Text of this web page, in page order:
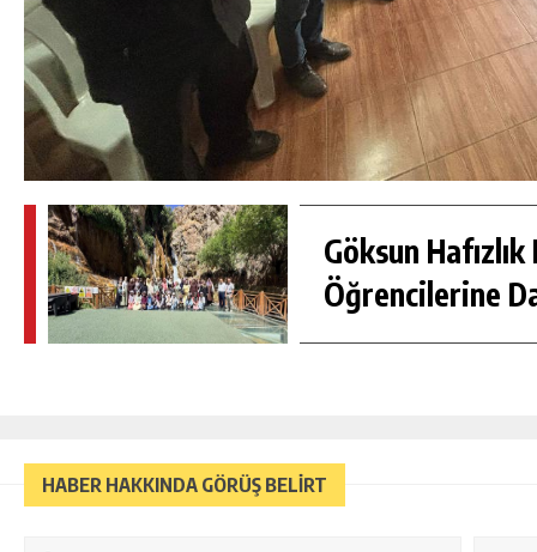
Göksun Hafızlık
Öğrencilerine
HABER HAKKINDA GÖRÜŞ BELİRT